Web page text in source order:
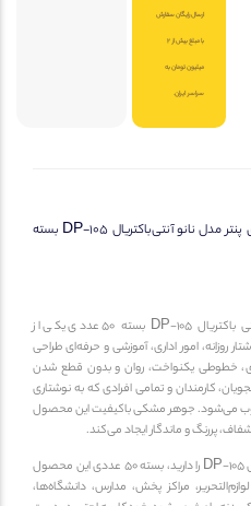
خرید عمده خودکار مشکی 0.7 میلی‌متری پنتر مدل نانو آنتی‌باکتریال DP-105 بسته
خودکار مشکی 0.7 میل پنتر مدل نانو آنتی باکتریال DP-105 بسته 50 عددی یکی از
اداری، آموزشی و حرفه‌ای طراحی
روان و بدون قطع شدن
و تمامی افرادی که به نوشتاری
جوهر مشکی باکیفیت این محصول
ایجاد می‌کند.
دارید،بسته 50 عددی
این محصول
مراکز پخش، مدارس، دانشگاه‌ها،